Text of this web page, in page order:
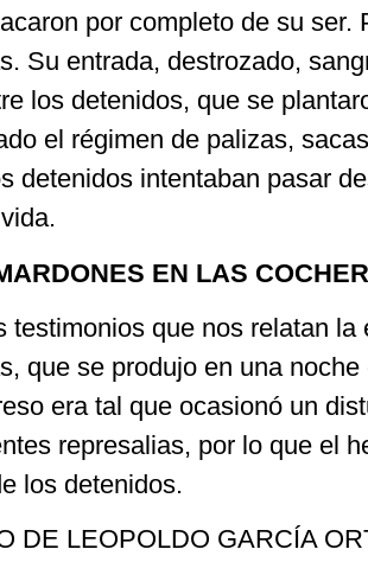
por completo de su ser.
Su entrada, destrozado,
los detenidos, que se
el régimen de palizas,
detenidos intentaban pasar
EN LAS
testimonios que nos relatan la
que se produjo en una
era tal que ocasionó un
represalias, por lo que el
los detenidos.
DE LEOPOLDO GARCÍA